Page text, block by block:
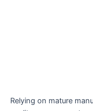
Relying on mature